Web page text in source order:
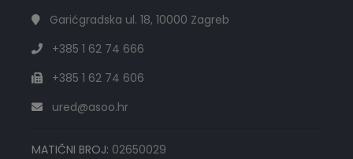
Garićgradska ul. 18, 10000 Zagreb
+385 1 62 74 666
+385 1 62 74 606
ured@asoo.hr
MATIČNI BROJ: 02650029